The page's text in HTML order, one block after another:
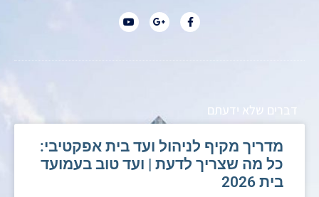
דברים שלא ידעתם
מדריך מקיף לניהול ועד בית אפקטיבי:
כל מה שצריך לדעת | ועד טוב בעמועד
בית 2026